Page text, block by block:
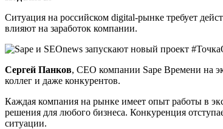
Ситуация на российском digital-рынке требует
влияют на заработок компании.
Сергей Панков, CEO компании Sape Времени на
коллег и даже конкурентов.
Каждая компания на рынке имеет опыт работы в
решения для любого бизнеса. Конкуренция
ситуации.